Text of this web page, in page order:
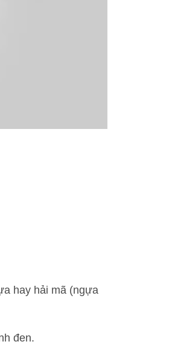
hay hải mã (ngựa
đen.